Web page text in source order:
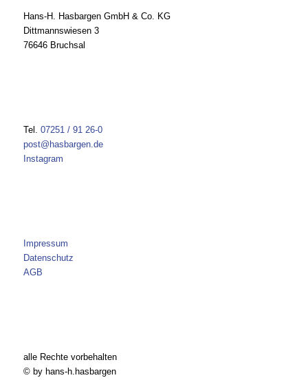
Hans-H. Hasbargen GmbH & Co. KG
Dittmannswiesen 3
76646 Bruchsal
Tel. 07251 / 91 26-0
post@hasbargen.de
Instagram
Impressum
Datenschutz
AGB
alle Rechte vorbehalten
© by hans-h.hasbargen